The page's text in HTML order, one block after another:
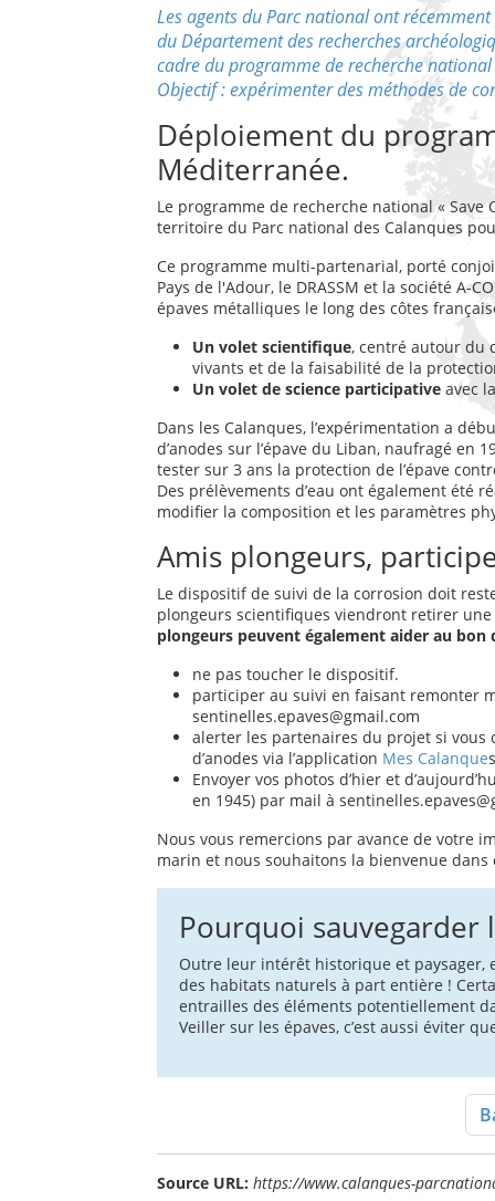
Les agents du Parc national ont
du Département des recherches
cadre du programme de recherche national
Objectif : expérimenter des méthodes de
Déploiement du
Méditerranée.
Le programme de recherche national « Save
territoire du Parc national des Calanques
Ce programme multi-partenarial, porté
Pays de l'Adour, le DRASSM et la société A-
épaves métalliques le long des côtes
Un volet scientifique, centré autour du
vivants et de la faisabilité de la
Un volet de science participative avec
Dans les Calanques, l’expérimentation a
d’anodes sur l’épave du Liban, naufragé en
tester sur 3 ans la protection de l’épave
Des prélèvements d’eau ont également été
modifier la composition et les paramètres
Amis plongeurs,
Le dispositif de suivi de la corrosion doit
plongeurs scientifiques viendront retirer
plongeurs peuvent également aider au
ne pas toucher le dispositif.
participer au suivi en faisant remonter
sentinelles.epaves@gmail.com
alerter les partenaires du projet si
d’anodes via l’application Mes Calanque
Envoyer vos photos d’hier et
en 1945) par mail à
Nous vous remercions par avance de votre
marin et nous souhaitons la bienvenue dans
Pourquoi sauvegarder
Outre leur intérêt historique et paysager,
des habitats naturels à part entière !
entrailles des éléments potentiellement
Veiller sur les épaves, c’est aussi éviter
Source URL: https://www.calanques-